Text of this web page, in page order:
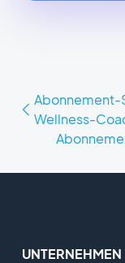
Abonnement-
Wellness-
UNTERNEHMEN